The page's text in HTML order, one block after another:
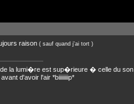
raison ( sauf quand j'ai tort )
la lumi�re est sup�rieure � celle du son
d'avoir l'air *biiiiiiiip*